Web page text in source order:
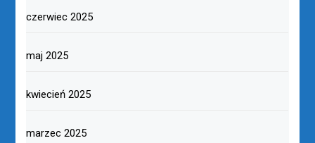
czerwiec 2025
maj 2025
kwiecień 2025
marzec 2025